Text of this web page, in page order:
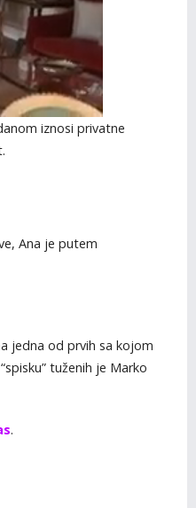
iznosi privatne
Ana je putem
jedna od prvih sa kojom
tuženih je Marko
.